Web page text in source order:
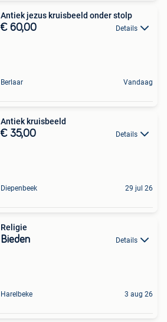
Antiek jezus kruisbeeld onder stolp
€ 60,00 Details
Berlaar Vandaag
Antiek kruisbeeld
€ 35,00 Details
Diepenbeek 29 jul 26
Religie
Bieden Details
Harelbeke 3 aug 26